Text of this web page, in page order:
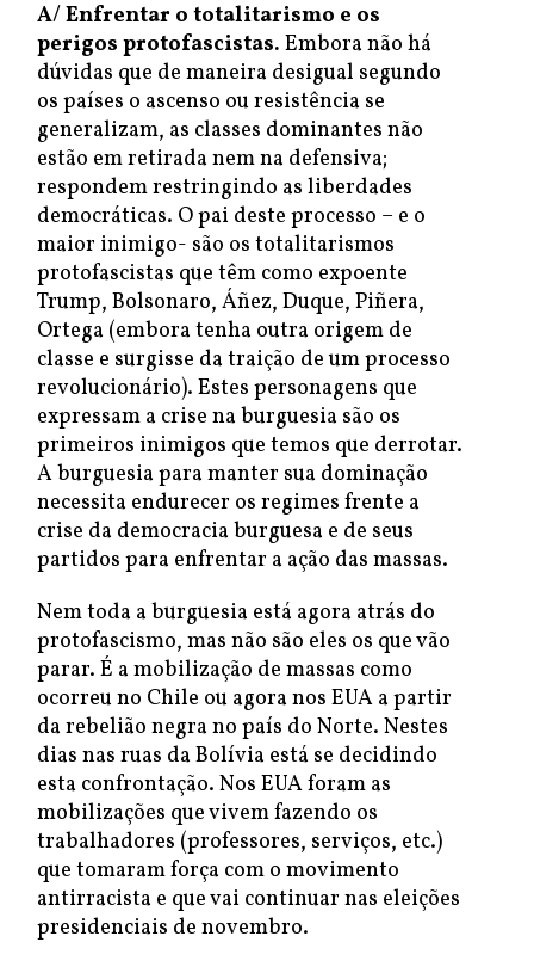
A/ Enfrentar o totalitarismo e os
perigos protofascistas. Embora não há
dúvidas que de maneira desigual segundo
os países o ascenso ou resistência se
generalizam, as classes dominantes não
estão em retirada nem na defensiva;
respondem restringindo as liberdades
democráticas. O pai deste processo – e o
maior inimigo- são os totalitarismos
protofascistas que têm como expoente
Trump, Bolsonaro, Áñez, Duque, Piñera,
Ortega (embora tenha outra origem de
classe e surgisse da traição de um processo
revolucionário). Estes personagens que
expressam a crise na burguesia são os
primeiros inimigos que temos que derrotar.
A burguesia para manter sua dominação
necessita endurecer os regimes frente a
crise da democracia burguesa e de seus
partidos para enfrentar a ação das massas.
Nem toda a burguesia está agora atrás do
protofascismo, mas não são eles os que vão
parar. É a mobilização de massas como
ocorreu no Chile ou agora nos EUA a partir
da rebelião negra no país do Norte. Nestes
dias nas ruas da Bolívia está se decidindo
esta confrontação. Nos EUA foram as
mobilizações que vivem fazendo os
trabalhadores (professores, serviços, etc.)
que tomaram força com o movimento
antirracista e que vai continuar nas eleições
presidenciais de novembro.